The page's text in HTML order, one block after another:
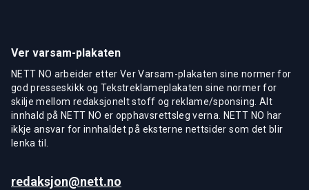
Ver varsam-plakaten
NETT NO arbeider etter Ver Varsam-plakaten sine normer for
god presseskikk og Tekstreklameplakaten sine normer for
skilje mellom redaksjonelt stoff og reklame/sponsing. Alt
innhald på NETT NO er opphavsrettsleg verna. NETT NO har
ikkje ansvar for innhaldet på eksterne nettsider som det blir
lenka til.
redaksjon@nett.no